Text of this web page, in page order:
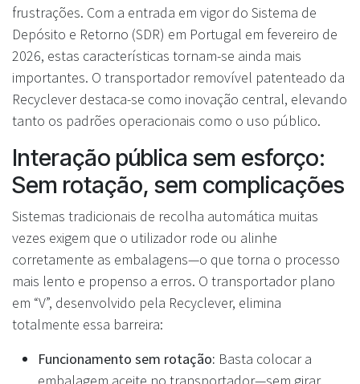
frustrações. Com a entrada em vigor do Sistema de
Depósito e Retorno (SDR) em Portugal em fevereiro de
2026, estas características tornam-se ainda mais
importantes. O transportador removível patenteado da
Recyclever destaca-se como inovação central, elevando
tanto os padrões operacionais como o uso público.
Interação pública sem esforço:
Sem rotação, sem complicações
Sistemas tradicionais de recolha automática muitas
vezes exigem que o utilizador rode ou alinhe
corretamente as embalagens—o que torna o processo
mais lento e propenso a erros. O transportador plano
em “V”, desenvolvido pela Recyclever, elimina
totalmente essa barreira:
Funcionamento sem rotação: Basta colocar a